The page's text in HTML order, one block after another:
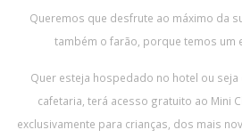
Queremos que desfrute ao máximo da
também o farão, porque temos um
Quer esteja hospedado no hotel ou
cafetaria, terá acesso gratuito ao Mini
exclusivamente para crianças, dos mais